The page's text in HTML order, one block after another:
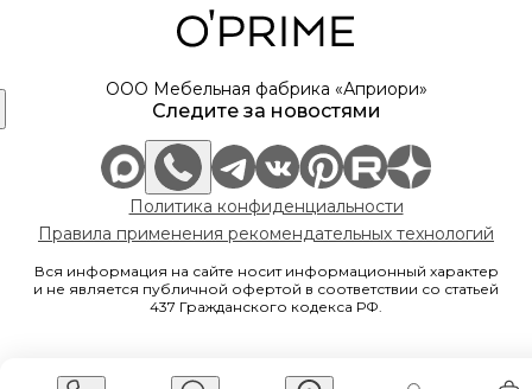
ООО Мебельная фабрика «Априори»
Следите за новостями
Политика конфиденциальности
Правила применения рекомендательных технологий
Вся информация на сайте носит информационный характер
и не является публичной офертой в соответствии со статьей
437 Гражданского кодекса РФ.